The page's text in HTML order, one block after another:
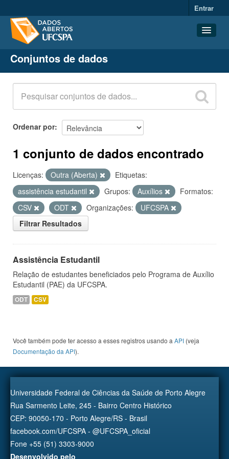
Entrar
Conjuntos de dados
Organizações
Grupos
Sobre
Conjuntos de dados
Ordenar por
1 conjunto de dados encontrado
Licenças: Outra (Aberta)
Etiquetas:
assistência estudantil
Grupos: Auxílios
Formatos:
CSV
ODT Organizações:
UFCSPA
Filtrar Resultados
Assistência Estudantil
Relação de estudantes beneficiados pelo Programa de Auxílio
Estudantil (PAE) da UFCSPA.
ODT CSV
Você também pode ter acesso a esses registros usando a API (veja
Documentação da API).
Universidade Federal de Ciências da Saúde de Porto Alegre
Rua Sarmento Leite, 245 - Bairro Centro Histórico
CEP: 90050-170 - Porto Alegre/RS - Brasil
facebook.com/UFCSPA - @UFCSPA_oficial
Fone +55 (51) 3303-9000
Desenvolvido pelo